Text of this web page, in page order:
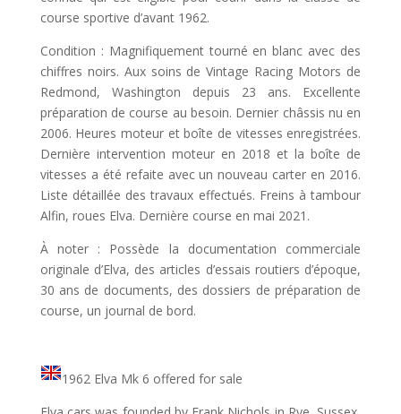
course sportive d’avant 1962.
Condition : Magnifiquement tourné en blanc avec des
chiffres noirs. Aux soins de Vintage Racing Motors de
Redmond, Washington depuis 23 ans. Excellente
préparation de course au besoin. Dernier châssis nu en
2006. Heures moteur et boîte de vitesses enregistrées.
Dernière intervention moteur en 2018 et la boîte de
vitesses a été refaite avec un nouveau carter en 2016.
Liste détaillée des travaux effectués. Freins à tambour
Alfin, roues Elva. Dernière course en mai 2021.
À noter : Possède la documentation commerciale
originale d’Elva, des articles d’essais routiers d’époque,
30 ans de documents, des dossiers de préparation de
course, un journal de bord.
1962 Elva Mk 6 offered for sale